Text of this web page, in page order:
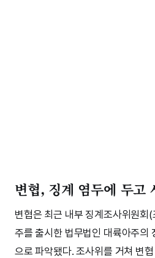
변협, 징계 염두에 두고
변협은 최근 내부 징계조사위원회
주를 출시한 법무법인 대륙아주의
으로 파악됐다. 조사위를 거쳐 변